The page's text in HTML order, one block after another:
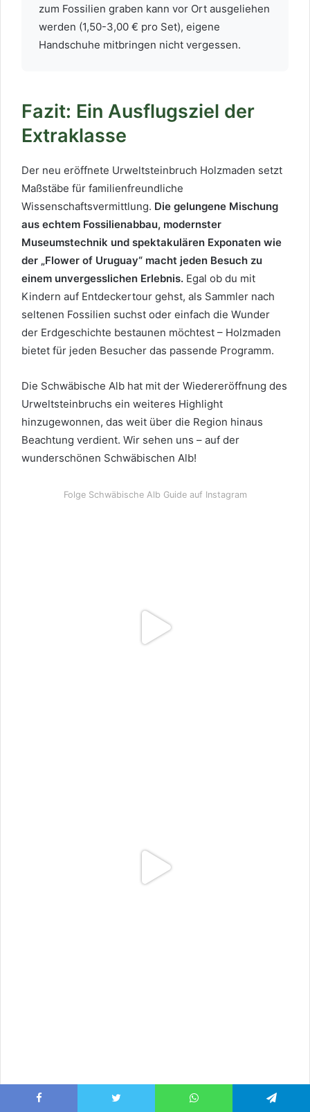
zum Fossilien graben kann vor Ort ausgeliehen
werden (1,50-3,00 € pro Set), eigene
Handschuhe mitbringen nicht vergessen.
Fazit: Ein Ausflugsziel der
Extraklasse
Der neu eröffnete Urweltsteinbruch Holzmaden setzt
Maßstäbe für familienfreundliche
Wissenschaftsvermittlung. Die gelungene Mischung
aus echtem Fossilienabbau, modernster
Museumstechnik und spektakulären Exponaten wie
der „Flower of Uruguay“ macht jeden Besuch zu
einem unvergesslichen Erlebnis. Egal ob du mit
Kindern auf Entdeckertour gehst, als Sammler nach
seltenen Fossilien suchst oder einfach die Wunder
der Erdgeschichte bestaunen möchtest – Holzmaden
bietet für jeden Besucher das passende Programm.
Die Schwäbische Alb hat mit der Wiedereröffnung des
Urweltsteinbruchs ein weiteres Highlight
hinzugewonnen, das weit über die Region hinaus
Beachtung verdient. Wir sehen uns – auf der
wunderschönen Schwäbischen Alb!
Folge Schwäbische Alb Guide auf Instagram